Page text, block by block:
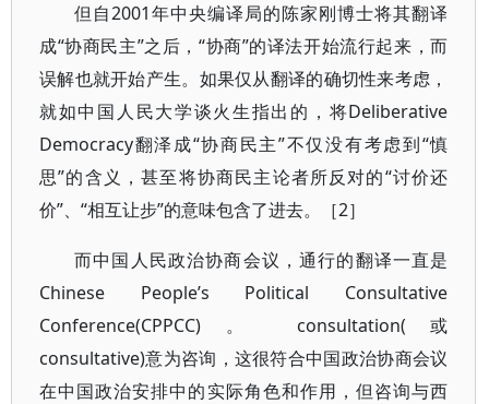
但自2001年中央编译局的陈家刚博士将其翻译
成“协商民主”之后，“协商”的译法开始流行起来，而
误解也就开始产生。如果仅从翻译的确切性来考虑，
就如中国人民大学谈火生指出的，将Deliberative
Democracy翻泽成“协商民主”不仅没有考虑到“慎
思”的含义，甚至将协商民主论者所反对的“讨价还
价”、“相互让步”的意味包含了进去。［2］
而中国人民政治协商会议，通行的翻译一直是
Chinese People’s Political Consultative
Conference(CPPCC)。 consultation(或
consultative)意为咨询，这很符合中国政治协商会议
在中国政治安排中的实际角色和作用，但咨询与西